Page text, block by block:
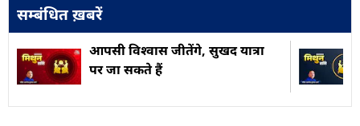
सम्बंधित ख़बरें
आपसी विश्वास जीतेंगे, सुखद यात्रा
पर जा सकते हैं